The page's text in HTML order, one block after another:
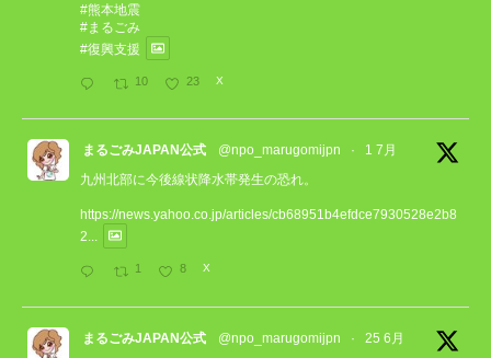
#熊本地震
#まるごみ
#復興支援
10 23 X
まるごみJAPAN公式 @npo_marugomijpn ·
1 7月
九州北部に今後線状降水帯発生の恐れ。
https://news.yahoo.co.jp/articles/cb68951b4efdce7930528e2b8
2...
1 8 X
まるごみJAPAN公式 @npo_marugomijpn ·
25 6月